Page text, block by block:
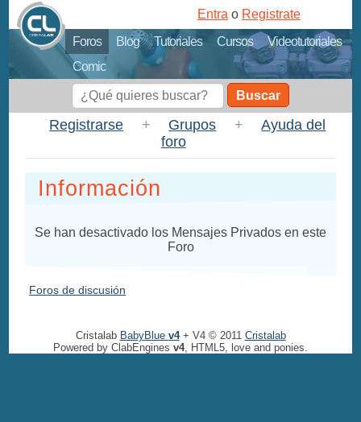
Foros Blog Tutoriales Cursos
Videotutoriales
Comic
Entra o Registrate
Buscar
Registrarse + Grupos +
Ayuda del
foro
Información
Se han desactivado los Mensajes Privados en este
Foro
Foros de discusión
Cristalab BabyBlue v4+ V4 © 2011 Cristalab
Powered by ClabEngines v4, HTML5, love and ponies.